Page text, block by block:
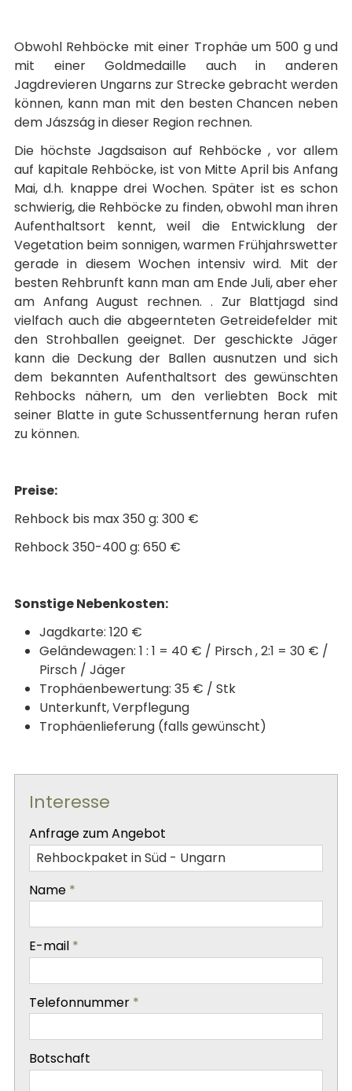
Obwohl Rehböcke mit einer Trophäe um 500 g und
mit einer Goldmedaille auch in anderen
Jagdrevieren Ungarns zur Strecke gebracht werden
können, kann man mit den besten Chancen neben
dem Jászság in dieser Region rechnen.
Die höchste Jagdsaison auf Rehböcke , vor allem
auf kapitale Rehböcke, ist von Mitte April bis Anfang
Mai, d.h. knappe drei Wochen. Später ist es schon
schwierig, die Rehböcke zu finden, obwohl man ihren
Aufenthaltsort kennt, weil die Entwicklung der
Vegetation beim sonnigen, warmen Frühjahrswetter
gerade in diesem Wochen intensiv wird. Mit der
besten Rehbrunft kann man am Ende Juli, aber eher
am Anfang August rechnen. . Zur Blattjagd sind
vielfach auch die abgeernteten Getreidefelder mit
den Strohballen geeignet. Der geschickte Jäger
kann die Deckung der Ballen ausnutzen und sich
dem bekannten Aufenthaltsort des gewünschten
Rehbocks nähern, um den verliebten Bock mit
seiner Blatte in gute Schussentfernung heran rufen
zu können.
Preise:
Rehbock bis max 350 g: 300 €
Rehbock 350-400 g: 650 €
Sonstige Nebenkosten:
Jagdkarte: 120 €
Geländewagen: 1 : 1 = 40 € / Pirsch , 2:1 = 30 € /
Pirsch / Jäger
Trophäenbewertung: 35 € / Stk
Unterkunft, Verpflegung
Trophäenlieferung (falls gewünscht)
Interesse
Anfrage zum Angebot
Name *
E-mail *
Telefonnummer *
Botschaft